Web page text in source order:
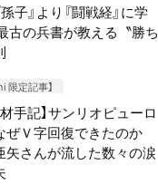
子』より『闘戦経』に学
古の兵書が教える〝勝ち
限定記事】
手記】サンリオピューロ
ぜＶ字回復できたのか
さんが流した数々の涙